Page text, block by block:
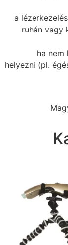
a
ruhán vagy
ha nem
helyezni (pl.